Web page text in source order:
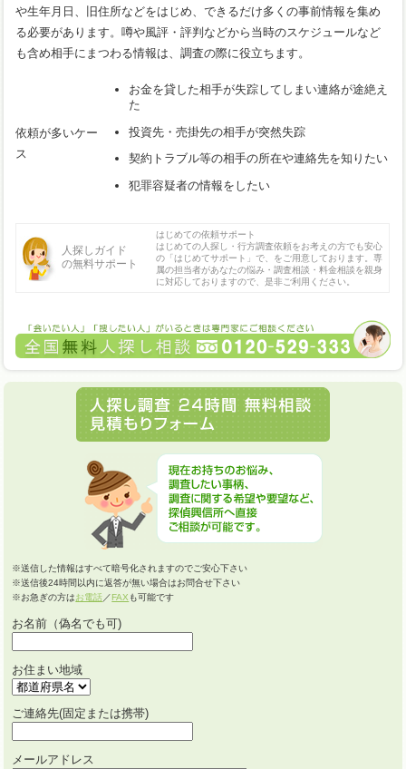
や生年月日、旧住所などをはじめ、できるだけ多くの事前情報を集め
る必要があります。噂や風評・評判などから当時のスケジュールなど
も含め相手にまつわる情報は、調査の際に役立ちます。
依頼が多いケー
ス
お金を貸した相手が失踪してしまい連絡が途絶え
た
投資先・売掛先の相手が突然失踪
契約トラブル等の相手の所在や連絡先を知りたい
犯罪容疑者の情報をしたい
人探しガイド
の無料サポート
はじめての依頼サポート
はじめての人探し・行方調査依頼をお考えの方でも安心
の「はじめてサポート」で、をご用意しております。専
属の担当者があなたの悩み・調査相談・料金相談を親身
に対応しておりますので、是非ご利用ください。
※送信した情報はすべて暗号化されますのでご安心下さい
※送信後24時間以内に返答が無い場合はお問合せ下さい
※お急ぎの方はお電話 ／FAX も可能です
お名前（偽名でも可)
お住まい地域
ご連絡先(固定または携帯)
メールアドレス